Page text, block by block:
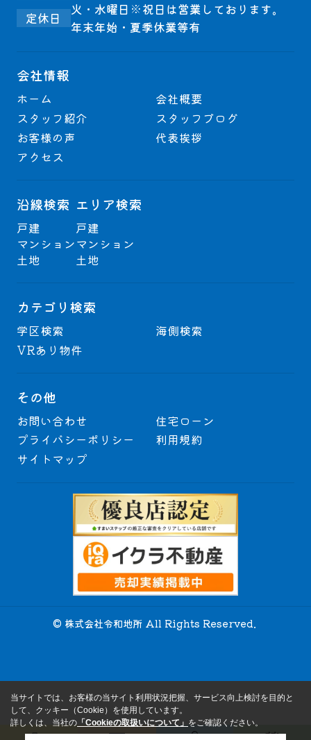
定休日
火・水曜日※祝日は営業しております。
年末年始・夏季休業等有
会社情報
ホーム
会社概要
スタッフ紹介
スタッフブログ
お客様の声
代表挨拶
アクセス
沿線検索
戸建
マンション
土地
エリア検索
戸建
マンション
土地
カテゴリ検索
学区検索
海側検索
VRあり物件
その他
お問い合わせ
住宅ローン
プライバシーポリシー
利用規約
サイトマップ
© 株式会社令和地所 All Rights Reserved.
当サイトでは、お客様の当サイト利用状況把握、サービス向上検討を目的と
して、クッキー（Cookie）を使用しています。
詳しくは、当社の 「Cookieの取扱いについて」 をご確認ください。